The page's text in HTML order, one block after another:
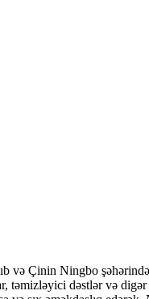
və Çinin Ningbo
təmizləyici dəstlər və